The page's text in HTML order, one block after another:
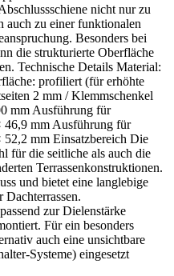
nicht nur zu
auch zu einer funktionalen
Besonders bei
die strukturierte Oberfläche
Technische Details Material:
profiliert (für erhöhte
2 mm / Klemmschenkel
mm Ausführung für
46,9 mm Ausführung für
mm Einsatzbereich Die
für die seitliche als auch die
Terrassenkonstruktionen.
und bietet eine langlebige
Dachterrassen.
zur Dielenstärke
Für ein besonders
auch eine unsichtbare
Systeme) eingesetzt